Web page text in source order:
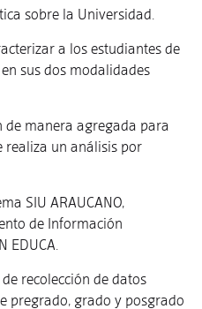
sobre la Universidad.
a los estudiantes de
sus dos modalidades
de manera agregada para
realiza un análisis por
SIU ARAUCANO,
de Información
EDUCA.
de recolección de datos
pregrado, grado y posgrado